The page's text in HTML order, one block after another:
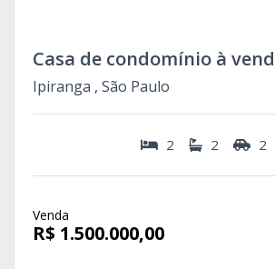
Casa de condomínio à
Ipiranga , São Paulo
2 2 2
Venda
R$ 1.500.000,00